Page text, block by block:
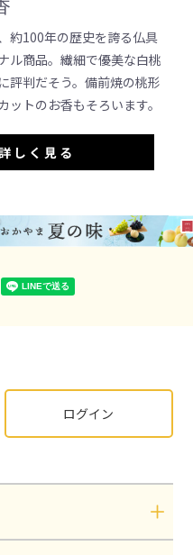
約100年の歴史を誇る仏具
ル商品。繊細で優美な白桃
評判だそう。備前焼の桃形
トのお香もそろいます。
しく見る
ログイン